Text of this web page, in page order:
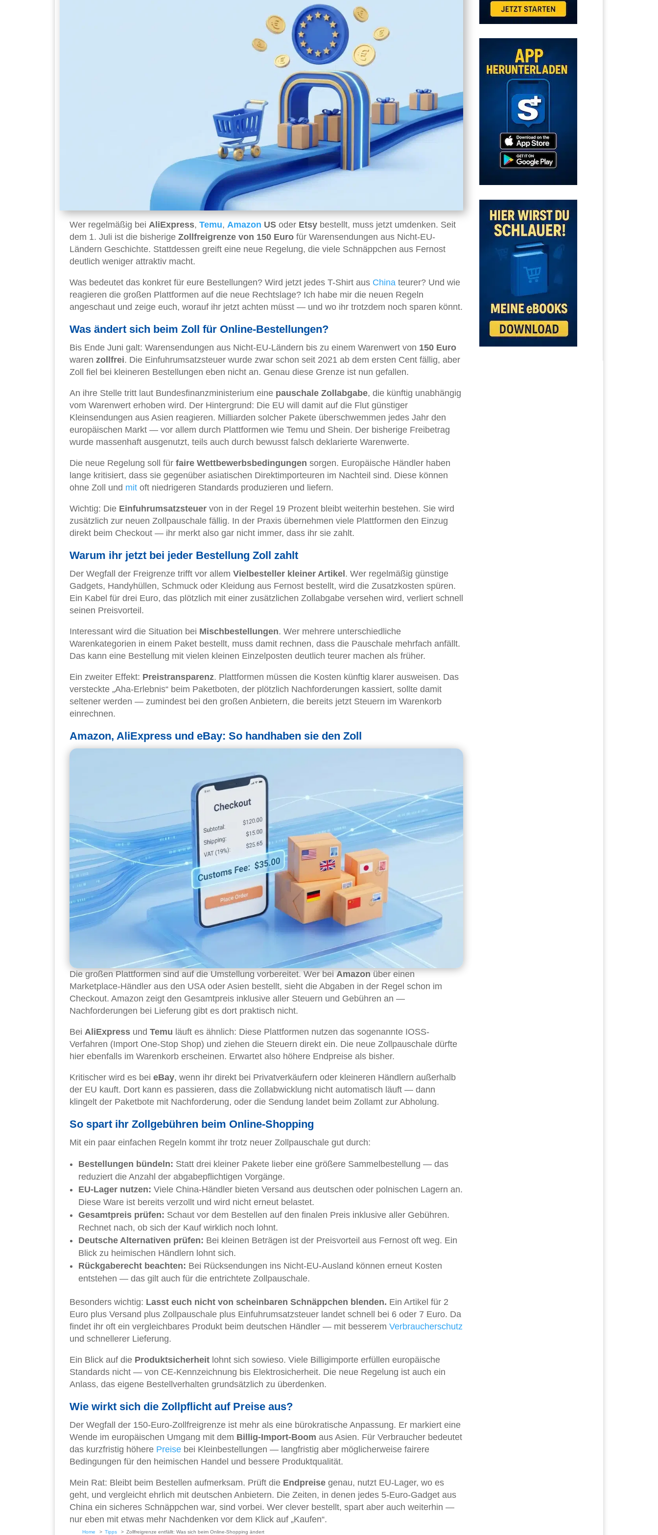
Wer regelmäßig bei AliExpress, Temu, Amazon US oder Etsy bestellt, muss jetzt umdenken. Seit
dem 1. Juli ist die bisherige Zollfreigrenze von 150 Euro für Warensendungen aus Nicht-EU-
Ländern Geschichte. Stattdessen greift eine neue Regelung, die viele Schnäppchen aus Fernost
deutlich weniger attraktiv macht.
Was bedeutet das konkret für eure Bestellungen? Wird jetzt jedes T-Shirt aus China teurer? Und wie
reagieren die großen Plattformen auf die neue Rechtslage? Ich habe mir die neuen Regeln
angeschaut und zeige euch, worauf ihr jetzt achten müsst — und wo ihr trotzdem noch sparen könnt.
Was ändert sich beim Zoll für Online-Bestellungen?
Bis Ende Juni galt: Warensendungen aus Nicht-EU-Ländern bis zu einem Warenwert von 150 Euro
waren zollfrei. Die Einfuhrumsatzsteuer wurde zwar schon seit 2021 ab dem ersten Cent fällig, aber
Zoll fiel bei kleineren Bestellungen eben nicht an. Genau diese Grenze ist nun gefallen.
An ihre Stelle tritt laut Bundesfinanzministerium eine pauschale Zollabgabe, die künftig unabhängig
vom Warenwert erhoben wird. Der Hintergrund: Die EU will damit auf die Flut günstiger
Kleinsendungen aus Asien reagieren. Milliarden solcher Pakete überschwemmen jedes Jahr den
europäischen Markt — vor allem durch Plattformen wie Temu und Shein. Der bisherige Freibetrag
wurde massenhaft ausgenutzt, teils auch durch bewusst falsch deklarierte Warenwerte.
Die neue Regelung soll für faire Wettbewerbsbedingungen sorgen. Europäische Händler haben
lange kritisiert, dass sie gegenüber asiatischen Direktimporteuren im Nachteil sind. Diese können
ohne Zoll und mit oft niedrigeren Standards produzieren und liefern.
Wichtig: Die Einfuhrumsatzsteuer von in der Regel 19 Prozent bleibt weiterhin bestehen. Sie wird
zusätzlich zur neuen Zollpauschale fällig. In der Praxis übernehmen viele Plattformen den Einzug
direkt beim Checkout — ihr merkt also gar nicht immer, dass ihr sie zahlt.
Warum ihr jetzt bei jeder Bestellung Zoll zahlt
Der Wegfall der Freigrenze trifft vor allem Vielbesteller kleiner Artikel. Wer regelmäßig günstige
Gadgets, Handyhüllen, Schmuck oder Kleidung aus Fernost bestellt, wird die Zusatzkosten spüren.
Ein Kabel für drei Euro, das plötzlich mit einer zusätzlichen Zollabgabe versehen wird, verliert schnell
seinen Preisvorteil.
Interessant wird die Situation bei Mischbestellungen. Wer mehrere unterschiedliche
Warenkategorien in einem Paket bestellt, muss damit rechnen, dass die Pauschale mehrfach anfällt.
Das kann eine Bestellung mit vielen kleinen Einzelposten deutlich teurer machen als früher.
Ein zweiter Effekt: Preistransparenz. Plattformen müssen die Kosten künftig klarer ausweisen. Das
versteckte „Aha-Erlebnis“ beim Paketboten, der plötzlich Nachforderungen kassiert, sollte damit
seltener werden — zumindest bei den großen Anbietern, die bereits jetzt Steuern im Warenkorb
einrechnen.
Amazon, AliExpress und eBay: So handhaben sie den Zoll
Die großen Plattformen sind auf die Umstellung vorbereitet. Wer beiAmazonüber einen
Marketplace-Händler aus den USA oder Asien bestellt, sieht die Abgaben in der Regel schon im
Checkout. Amazon zeigt den Gesamtpreis inklusive aller Steuern und Gebühren an —
Nachforderungen bei Lieferung gibt es dort praktisch nicht.
Bei AliExpress und Temu läuft es ähnlich: Diese Plattformen nutzen das sogenannte IOSS-
Verfahren (Import One-Stop Shop) und ziehen die Steuern direkt ein. Die neue Zollpauschale dürfte
hier ebenfalls im Warenkorb erscheinen. Erwartet also höhere Endpreise als bisher.
Kritischer wird es bei eBay, wenn ihr direkt bei Privatverkäufern oder kleineren Händlern außerhalb
der EU kauft. Dort kann es passieren, dass die Zollabwicklung nicht automatisch läuft — dann
klingelt der Paketbote mit Nachforderung, oder die Sendung landet beim Zollamt zur Abholung.
So spart ihr Zollgebühren beim Online-Shopping
Mit ein paar einfachen Regeln kommt ihr trotz neuer Zollpauschale gut durch:
Bestellungen bündeln: Statt drei kleiner Pakete lieber eine größere Sammelbestellung — das
reduziert die Anzahl der abgabepflichtigen Vorgänge.
EU-Lager nutzen: Viele China-Händler bieten Versand aus deutschen oder polnischen Lagern an.
Diese Ware ist bereits verzollt und wird nicht erneut belastet.
Gesamtpreis prüfen: Schaut vor dem Bestellen auf den finalen Preis inklusive aller Gebühren.
Rechnet nach, ob sich der Kauf wirklich noch lohnt.
Deutsche Alternativen prüfen: Bei kleinen Beträgen ist der Preisvorteil aus Fernost oft weg. Ein
Blick zu heimischen Händlern lohnt sich.
Rückgaberecht beachten: Bei Rücksendungen ins Nicht-EU-Ausland können erneut Kosten
entstehen — das gilt auch für die entrichtete Zollpauschale.
Besonders wichtig: Lasst euch nicht von scheinbaren Schnäppchen blenden. Ein Artikel für 2
Euro plus Versand plus Zollpauschale plus Einfuhrumsatzsteuer landet schnell bei 6 oder 7 Euro. Da
findet ihr oft ein vergleichbares Produkt beim deutschen Händler — mit besserem Verbraucherschutz
und schnellerer Lieferung.
Ein Blick auf die Produktsicherheit lohnt sich sowieso. Viele Billigimporte erfüllen europäische
Standards nicht — von CE-Kennzeichnung bis Elektrosicherheit. Die neue Regelung ist auch ein
Anlass, das eigene Bestellverhalten grundsätzlich zu überdenken.
Wie wirkt sich die Zollpflicht auf Preise aus?
Der Wegfall der 150-Euro-Zollfreigrenze ist mehr als eine bürokratische Anpassung. Er markiert eine
Wende im europäischen Umgang mit dem Billig-Import-Boom aus Asien. Für Verbraucher bedeutet
das kurzfristig höhere Preise bei Kleinbestellungen — langfristig aber möglicherweise fairere
Bedingungen für den heimischen Handel und bessere Produktqualität.
Mein Rat: Bleibt beim Bestellen aufmerksam. Prüft die Endpreise genau, nutzt EU-Lager, wo es
geht, und vergleicht ehrlich mit deutschen Anbietern. Die Zeiten, in denen jedes 5-Euro-Gadget aus
China ein sicheres Schnäppchen war, sind vorbei. Wer clever bestellt, spart aber auch weiterhin —
nur eben mit etwas mehr Nachdenken vor dem Klick auf „Kaufen“.
Home Tipps Zollfreigrenze entfällt: Was sich beim Online-Shopping ändert